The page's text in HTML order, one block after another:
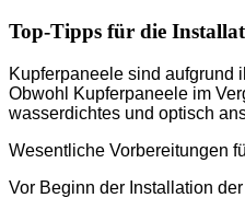
Top-Tipps für die
Kupferpaneele sind aufgrund
Obwohl Kupferpaneele im
wasserdichtes und optisch
Wesentliche Vorbereitungen
Vor Beginn der Installation